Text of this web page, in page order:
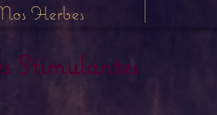
Herbes
Stimulantes